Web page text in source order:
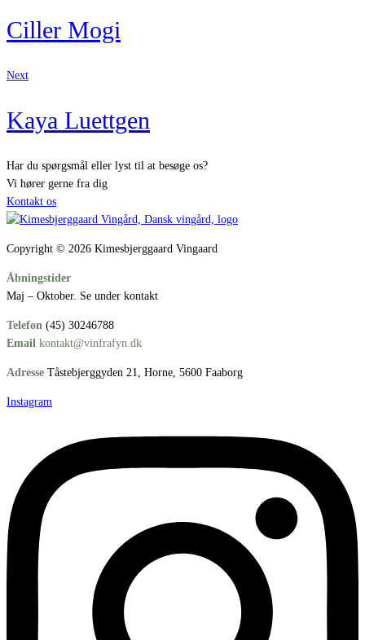
Ciller Mogi
Next
Kaya Luettgen
Har du spørgsmål eller lyst til at besøge os?
Vi hører gerne fra dig
Kontakt os
Copyright © 2026 Kimesbjerggaard Vingaard
Åbningstider
Maj – Oktober. Se under kontakt
Telefon (45) 30246788
Email kontakt@vinfrafyn.dk
Adresse Tåstebjerggyden 21, Horne, 5600 Faaborg
Instagram